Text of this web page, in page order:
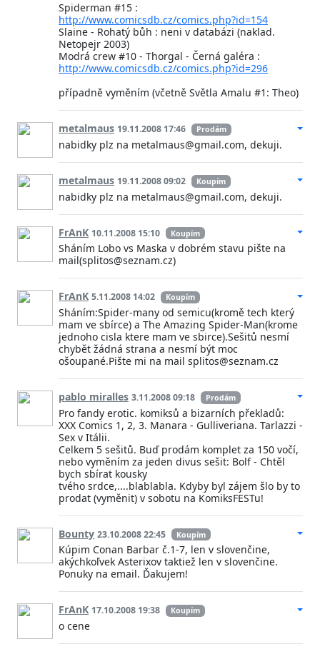
Spiderman #15 :
http://www.comicsdb.cz/comics.php?id=154
Slaine - Rohatý bůh : neni v databázi (naklad.
Netopejr 2003)
Modrá crew #10 - Thorgal - Černá galéra :
http://www.comicsdb.cz/comics.php?id=296
případně vyměním (včetně Světla Amalu #1: Theo)
metalmaus 19.11.2008 17:46 Prodám
nabidky plz na metalmaus@gmail.com, dekuji.
metalmaus 19.11.2008 09:02 Koupím
nabidky plz na metalmaus@gmail.com, dekuji.
FrAnK 10.11.2008 15:10 Koupím
Sháním Lobo vs Maska v dobrém stavu pište na
mail(splitos@seznam.cz)
FrAnK 5.11.2008 14:02 Koupím
Sháním:Spider-many od semicu(kromě tech který
mam ve sbírce) a The Amazing Spider-Man(krome
jednoho cisla ktere mam ve sbirce).Sešitů nesmí
chybět žádná strana a nesmí být moc
ošoupané.Pište mi na mail splitos@seznam.cz
pablo miralles 3.11.2008 09:18 Prodám
Pro fandy erotic. komiksů a bizarních překladů:
XXX Comics 1, 2, 3. Manara - Gulliveriana. Tarlazzi -
Sex v Itálii.
Celkem 5 sešitů. Buď prodám komplet za 150 vočí,
nebo vyměním za jeden divus sešit: Bolf - Chtěl
bych sbírat kousky
tvého srdce,....blablabla. Kdyby byl zájem šlo by to
prodat (vyměnit) v sobotu na KomiksFESTu!
Bounty 23.10.2008 22:45 Koupím
Kúpim Conan Barbar č.1-7, len v slovenčine,
akýchkoľvek Asterixov taktiež len v slovenčine.
Ponuky na email. Ďakujem!
FrAnK 17.10.2008 19:38 Koupím
o cene